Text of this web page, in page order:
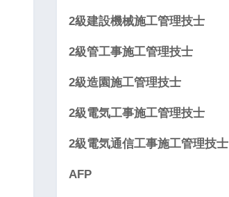
2級建設機械施工管理技士
2級管工事施工管理技士
2級造園施工管理技士
2級電気工事施工管理技士
2級電気通信工事施工管理技士
AFP